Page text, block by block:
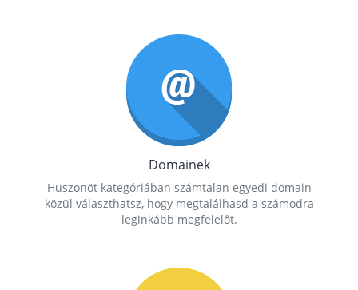
Domainek
Huszonöt kategóriában számtalan egyedi domain
közül választhatsz, hogy megtalálhasd a számodra
leginkább megfelelőt.